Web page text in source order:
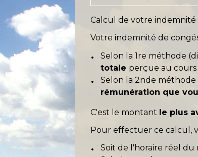
Calcul de votre indemnité
Votre indemnité de
Selon la 1re méthode
totale perçue au
Selon la 2nde méthode
rémunération que
C'est le montant le plus
Pour effectuer ce calcul,
Soit de l'horaire réel